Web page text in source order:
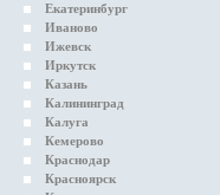
Екатеринбург
Иваново
Ижевск
Иркутск
Казань
Калининград
Калуга
Кемерово
Краснодар
Красноярск